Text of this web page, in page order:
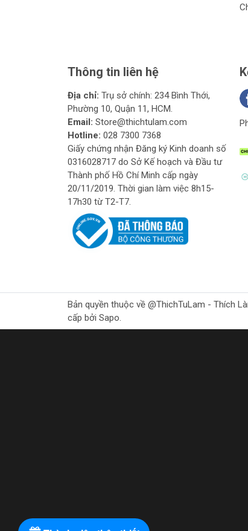
Thông tin liên hệ
Địa chỉ: Trụ sở chính: 234 Bình Thới,
Phường 10, Quận 11, HCM.
Email: Store@thichtulam.com
Hotline: 028 7300 7368
Giấy chứng nhận Đăng ký Kinh doanh số
0316028717 do Sở Kế hoạch và Đầu tư
Thành phố Hồ Chí Minh cấp ngày
20/11/2019. Thời gian làm việc 8h15-
17h30 từ T2-T7.
Bản quyền thuộc về @ThichTuLam - Thích
cấp bởi Sapo.